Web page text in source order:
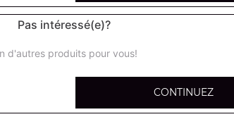
de mer large
tomate, mozzarella, cocktail de fruits de mer,
large
tomate, mozzarella, pepperoni, feta, tomates
Pas intéressé(e)?
d'autres produits pour vous!
CONTINUEZ